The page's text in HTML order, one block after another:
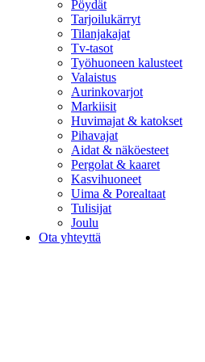
Pöydät
Tarjoilukärryt
Tilanjakajat
Tv-tasot
Työhuoneen kalusteet
Valaistus
Aurinkovarjot
Markiisit
Huvimajat & katokset
Pihavajat
Aidat & näköesteet
Pergolat & kaaret
Kasvihuoneet
Uima & Porealtaat
Tulisijat
Joulu
Ota yhteyttä